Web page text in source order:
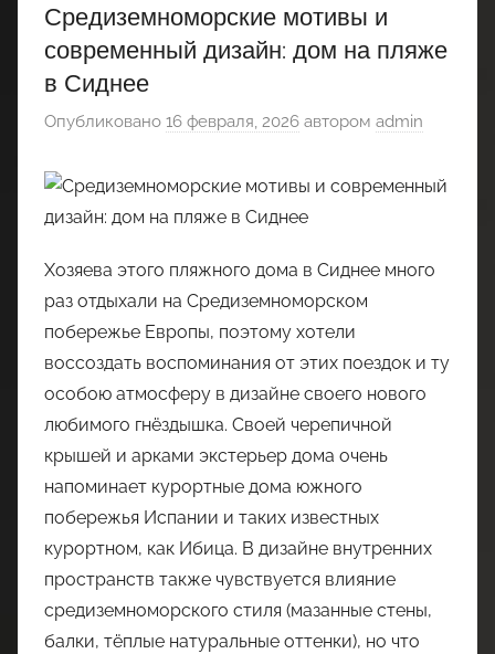
Средиземноморские мотивы и
современный дизайн: дом на пляже
в Сиднее
Опубликовано 16 февраля, 2026 автором admin
Хозяева этого пляжного дома в Сиднее много
раз отдыхали на Средиземноморском
побережье Европы, поэтому хотели
воссоздать воспоминания от этих поездок и ту
особою атмосферу в дизайне своего нового
любимого гнёздышка. Своей черепичной
крышей и арками экстерьер дома очень
напоминает курортные дома южного
побережья Испании и таких известных
курортном, как Ибица. В дизайне внутренних
пространств также чувствуется влияние
средиземноморского стиля (мазанные стены,
балки, тёплые натуральные оттенки), но что